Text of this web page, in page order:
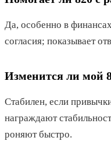
Да, особенно в
согласия; показывает
Изменится ли мой
Стабилен, если
награждают
роняют быстро.